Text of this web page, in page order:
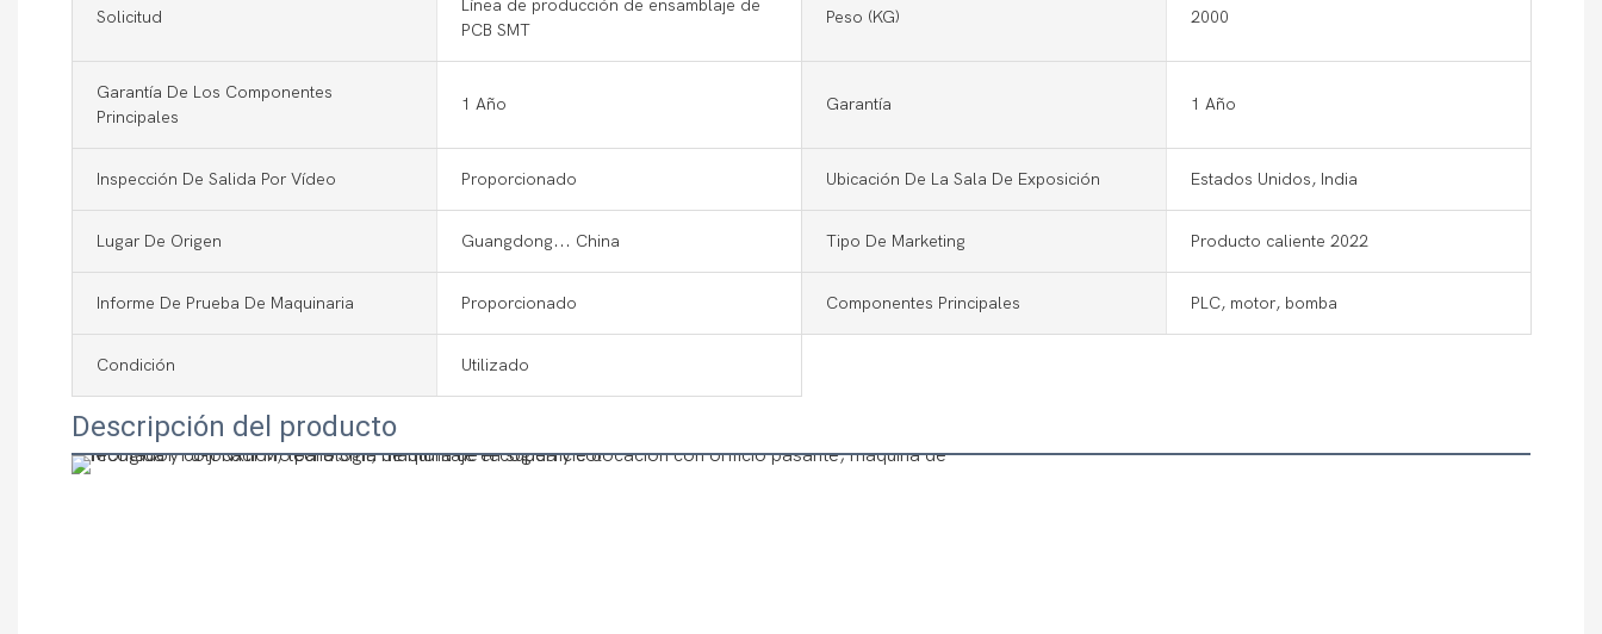
Solicitud
Línea de producción de ensamblaje de
PCB SMT
Peso (KG) 2000
Garantía De Los Componentes
Principales
1 Año Garantía 1 Año
Inspección De Salida Por Vídeo Proporcionado Ubicación De La Sala De Exposición Estados Unidos, India
Lugar De Origen Guangdong... China Tipo De Marketing Producto caliente 2022
Informe De Prueba De Maquinaria Proporcionado Componentes Principales PLC, motor, bomba
Condición Utilizado
Descripción del producto